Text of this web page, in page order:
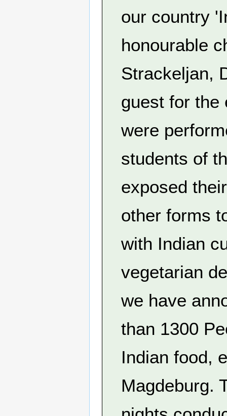
our country
honourable
Strackeljan,
guest for the
were
students of
exposed
other forms
with Indian
vegetarian
we have
than 1300
Indian food,
Magdeburg.